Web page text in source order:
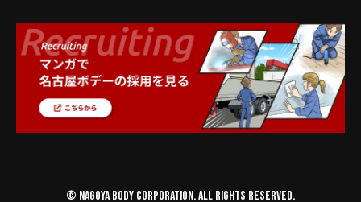
© NAGOYA BODY CORPORATION. ALL RIGHTS RESERVED.